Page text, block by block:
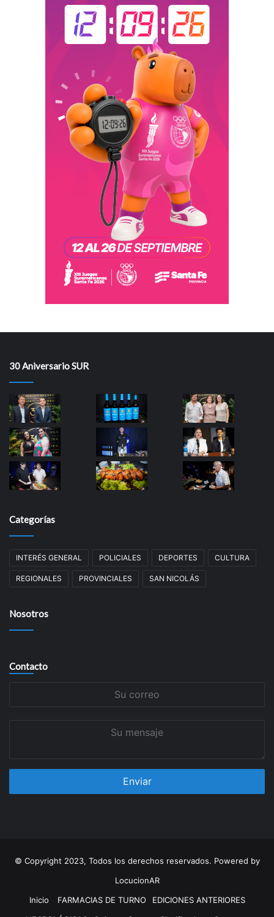
30 Aniversario SUR
Categorías
INTERÉS GENERAL POLICIALES DEPORTES CULTURA
REGIONALES PROVINCIALES SAN NICOLÁS
Nosotros
Contacto
© Copyright 2023, Todos los derechos reservados. Powered by
LocucionAR
Inicio
FARMACIAS DE TURNO
EDICIONES ANTERIORES